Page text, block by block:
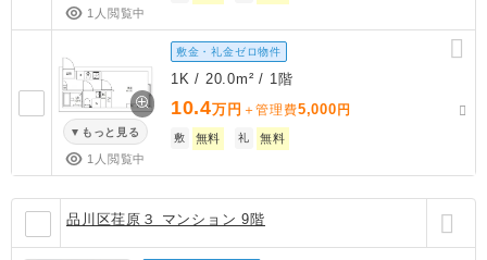
1人閲覧中
もっと見る
1人閲覧中
敷金・礼金ゼロ物件
1K / 20.0m² / 1階
10.4万円 ＋管理費5,000 円
敷 無料 礼 無料
品川区荏原３ マンション 9階